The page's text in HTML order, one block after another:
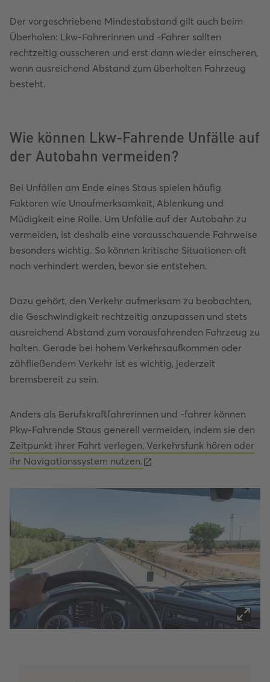
Der vorgeschriebene Mindestabstand gilt auch beim
Überholen: Lkw-Fahrerinnen und -Fahrer sollten
rechtzeitig ausscheren und erst dann wieder einscheren,
wenn ausreichend Abstand zum überholten Fahrzeug
besteht.
Wie können Lkw-Fahrende Unfälle auf
der Autobahn vermeiden?
Bei Unfällen am Ende eines Staus spielen häufig
Faktoren wie Unaufmerksamkeit, Ablenkung und
Müdigkeit eine Rolle. Um Unfälle auf der Autobahn zu
vermeiden, ist deshalb eine vorausschauende Fahrweise
besonders wichtig. So können kritische Situationen oft
noch verhindert werden, bevor sie entstehen.
Dazu gehört, den Verkehr aufmerksam zu beobachten,
die Geschwindigkeit rechtzeitig anzupassen und stets
ausreichend Abstand zum vorausfahrenden Fahrzeug zu
halten. Gerade bei hohem Verkehrsaufkommen oder
zähfließendem Verkehr ist es wichtig, jederzeit
bremsbereit zu sein.
Anders als Berufskraftfahrerinnen und -fahrer können
Pkw-Fahrende Staus generell vermeiden, indem sie den
Zeitpunkt ihrer Fahrt verlegen, Verkehrsfunk hören oder
ihr Navigationssystem nutzen.